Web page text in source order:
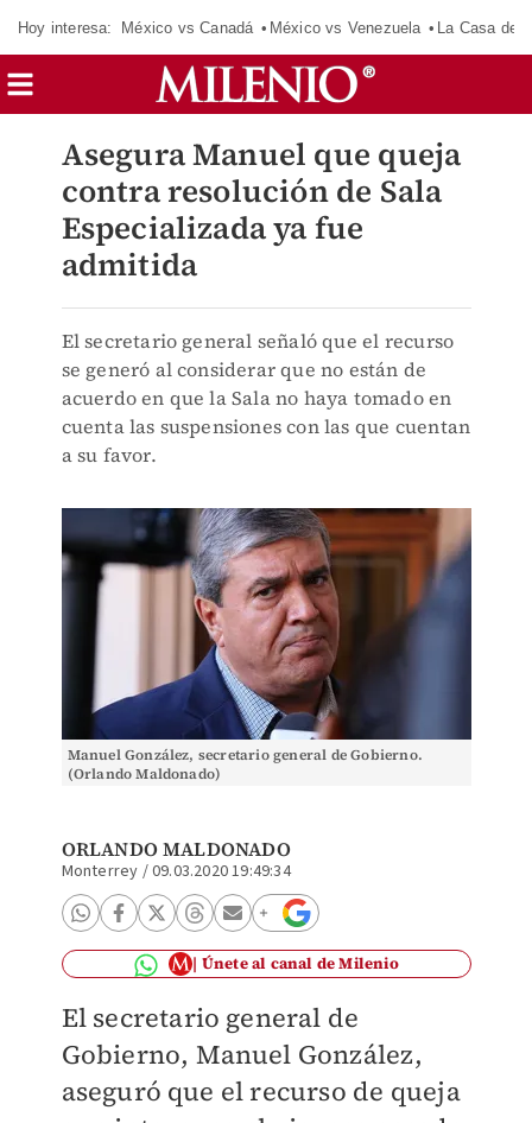
Hoy interesa: México vs Canadá México vs Venezuela La Casa de
Asegura Manuel que queja
contra resolución de Sala
Especializada ya fue
admitida
El secretario general señaló que el recurso
se generó al considerar que no están de
acuerdo en que la Sala no haya tomado en
cuenta las suspensiones con las que cuentan
a su favor.
Manuel González, secretario general de Gobierno.
(Orlando Maldonado)
ORLANDO MALDONADO
Monterrey /09.03.2020 19:49:34
Únete al canal de Milenio
El secretario general de
Gobierno, Manuel González,
aseguró que el recurso de queja